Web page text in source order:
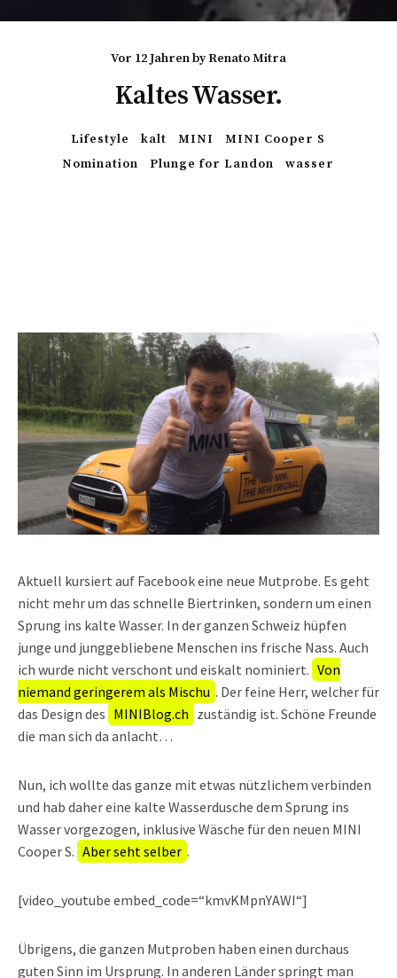
vor 12 JahrenbyRenato Mitra
Kaltes Wasser.
Lifestyle kalt MINI
MINI Cooper S
Nomination
Plunge for Landon wasser
Aktuell kursiert auf Facebook eine neue Mutprobe. Es geht
nicht mehr um das schnelle Biertrinken, sondern um einen
Sprung ins kalte Wasser. In der ganzen Schweiz hüpfen
junge und junggebliebene Menschen ins frische Nass. Auch
ich wurde nicht verschont und eiskalt nominiert. Von
niemand geringerem als Mischu . Der feine Herr, welcher für
das Design des MINIBlog.ch zuständig ist. Schöne Freunde
die man sich da anlacht…
Nun, ich wollte das ganze mit etwas nützlichem verbinden
und hab daher eine kalte Wasserdusche dem Sprung ins
Wasser vorgezogen, inklusive Wäsche für den neuen MINI
Cooper S. Aber seht selber .
[video_youtube embed_code=“kmvKMpnYAWI“]
Übrigens, die ganzen Mutproben haben einen durchaus
guten Sinn im Ursprung. In anderen Länder springt man